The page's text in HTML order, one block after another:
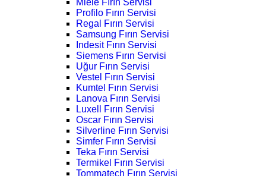
Profilo Fırın Servisi
Regal Fırın Servisi
Samsung Fırın Servisi
Indesit Fırın Servisi
Siemens Fırın Servisi
Uğur Fırın Servisi
Vestel Fırın Servisi
Kumtel Fırın Servisi
Lanova Fırın Servisi
Luxell Fırın Servisi
Oscar Fırın Servisi
Silverline Fırın Servisi
Simfer Fırın Servisi
Teka Fırın Servisi
Termikel Fırın Servisi
Tommatech Fırın Servisi